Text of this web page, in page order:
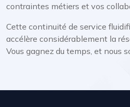
contraintes métiers et vos
Cette continuité de service
accélère considérablement la
Vous gagnez du temps, et nous